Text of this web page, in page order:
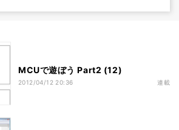
MCUで遊ぼう Part2 (12)
2012/04/12 20:36 連載